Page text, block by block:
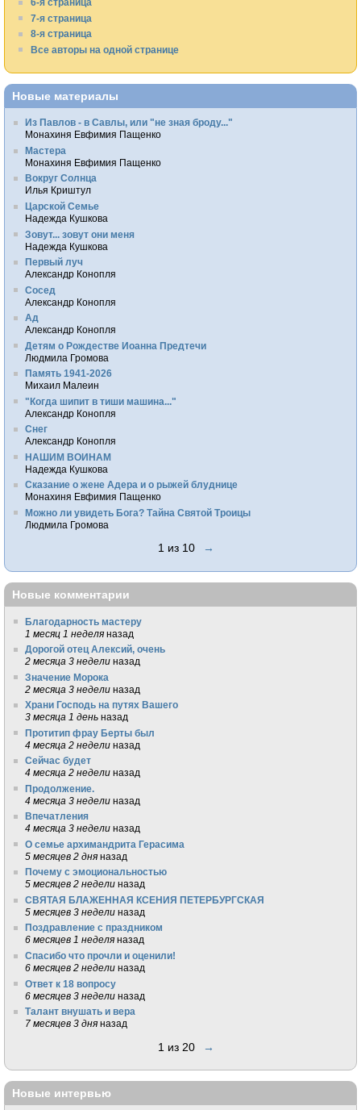
7-я страница
8-я страница
Все авторы на одной странице
Новые материалы
Из Павлов - в Савлы, или "не зная броду..."
Монахиня Евфимия Пащенко
Мастера
Монахиня Евфимия Пащенко
Вокруг Солнца
Илья Криштул
Царской Семье
Надежда Кушкова
Зовут... зовут они меня
Надежда Кушкова
Первый луч
Александр Конопля
Сосед
Александр Конопля
Ад
Александр Конопля
Детям о Рождестве Иоанна Предтечи
Людмила Громова
Память 1941-2026
Михаил Малеин
"Когда шипит в тиши машина..."
Александр Конопля
Снег
Александр Конопля
НАШИМ ВОИНАМ
Надежда Кушкова
Сказание о жене Адера и о рыжей блуднице
Монахиня Евфимия Пащенко
Можно ли увидеть Бога? Тайна Святой Троицы
Людмила Громова
1 из 10 →
Новые комментарии
Благодарность мастеру
1 месяц 1 неделя назад
Дорогой отец Алексий, очень
2 месяца 3 недели назад
Значение Морока
2 месяца 3 недели назад
Храни Господь на путях Вашего
3 месяца 1 день назад
Протитип фрау Берты был
4 месяца 2 недели назад
Сейчас будет
4 месяца 2 недели назад
Продолжение.
4 месяца 3 недели назад
Впечатления
4 месяца 3 недели назад
О семье архимандрита Герасима
5 месяцев 2 дня назад
Почему с эмоциональностью
5 месяцев 2 недели назад
СВЯТАЯ БЛАЖЕННАЯ КСЕНИЯ ПЕТЕРБУРГСКАЯ
5 месяцев 3 недели назад
Поздравление с праздником
6 месяцев 1 неделя назад
Спасибо что прочли и оценили!
6 месяцев 2 недели назад
Ответ к 18 вопросу
6 месяцев 3 недели назад
Талант внушать и вера
7 месяцев 3 дня назад
1 из 20 →
Новые интервью